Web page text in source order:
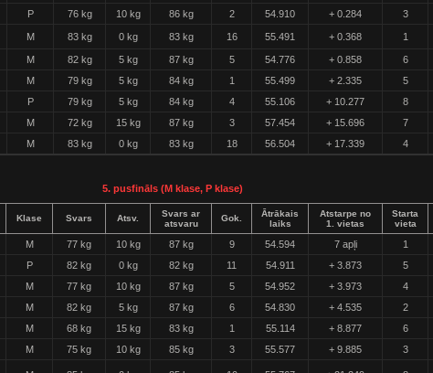
P 76 kg 10 kg 86 kg 2 54.910 + 0.284 3
M 83 kg 0 kg 83 kg 16 55.491 + 0.368 1
M 82 kg 5 kg 87 kg 5 54.776 + 0.858 6
M 79 kg 5 kg 84 kg 1 55.499 + 2.335 5
P 79 kg 5 kg 84 kg 4 55.106 + 10.277 8
M 72 kg 15 kg 87 kg 3 57.454 + 15.696 7
M 83 kg 0 kg 83 kg 18 56.504 + 17.339 4
5. pusfināls (M klase, P klase)
Klase Svars Atsv.
Svars ar
atsvaru
Gok.
Ātrākais
laiks
Atstarpe no
1. vietas
Starta
vieta
M 77 kg 10 kg 87 kg 9 54.594 7 apļi 1
P 82 kg 0 kg 82 kg 11 54.911 + 3.873 5
M 77 kg 10 kg 87 kg 5 54.952 + 3.973 4
M 82 kg 5 kg 87 kg 6 54.830 + 4.535 2
M 68 kg 15 kg 83 kg 1 55.114 + 8.877 6
M 75 kg 10 kg 85 kg 3 55.577 + 9.885 3